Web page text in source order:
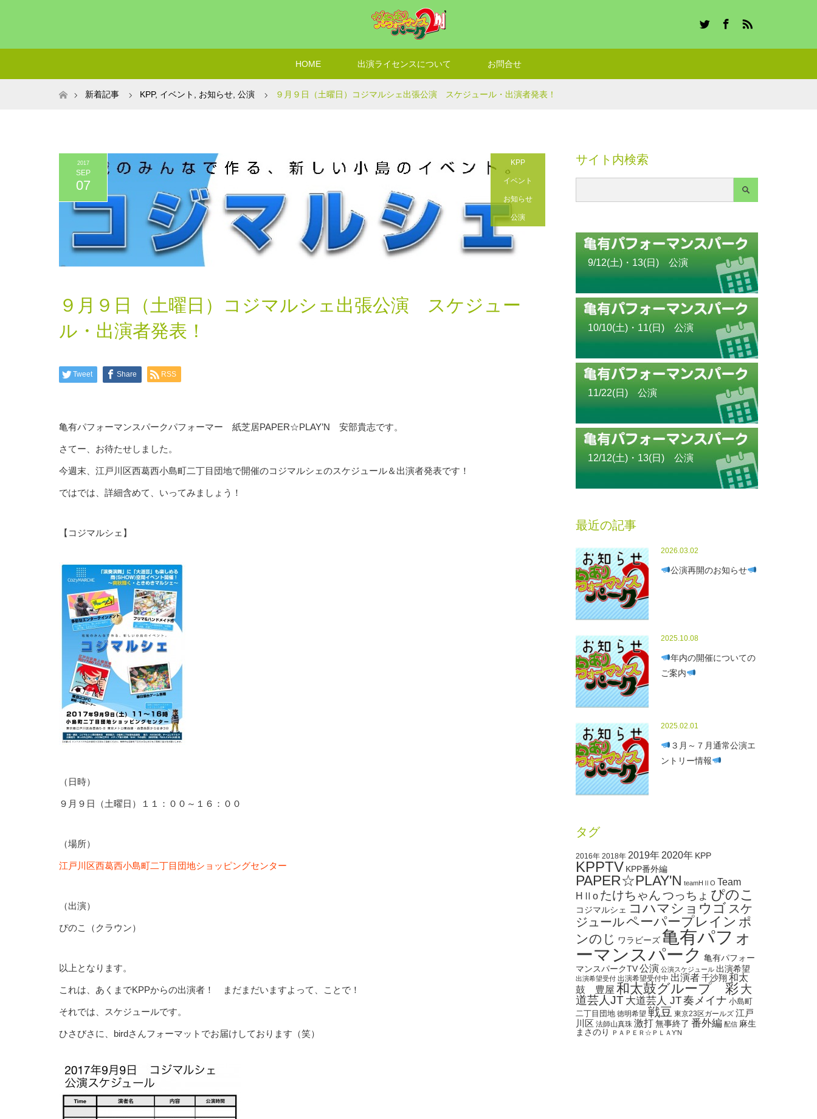
HOME 出演ライセンスについて お問合せ
ホーム新着記事 KPP, イベント お知らせ 公演 ９月９日（土曜日）コジマルシェ出張公演 スケジュール・出演者発表！
2017
SEP
07
KPP
イベント
お知らせ
公演
９月９日（土曜日）コジマルシェ出張公演 スケジュー
ル・出演者発表！
Tweet Share RSS
亀有パフォーマンスパークパフォーマー 紙芝居PAPER☆PLAY’N 安部貴志です。
さてー、お待たせしました。
今週末、江戸川区西葛西小島町二丁目団地で開催のコジマルシェのスケジュール＆出演者発表です！
ではでは、詳細含めて、いってみましょう！
【コジマルシェ】
（日時）
９月９日（土曜日）１１：００～１６：００
（場所）
江戸川区西葛西小島町二丁目団地ショッピングセンター
（出演）
ぴのこ（クラウン）
以上となります。
これは、あくまでKPPからの出演者！ まだまだいますよって、ことで！
それでは、スケジュールです。
ひさびさに、birdさんフォーマットでお届けしております（笑）
サイト内検索
9/12(土)・13(日) 公演
10/10(土)・11(日) 公演
11/22(日) 公演
12/12(土)・13(日) 公演
最近の記事
2026.03.02
公演再開のお知らせ
2025.10.08
年内の開催についての
ご案内
2025.02.01
３月～７月通常公演エ
ントリー情報
タグ
2016年 2018年 2019年 2020年 KPP
KPPTV KPP番外編
PAPER☆PLAY'N teamHⅡO Team
HⅡo たけちゃん つっちょ ぴのこ
コジマルシェ コハマショウゴ スケ
ジュールペーパープレイン ポ
ンのじ ワラビーズ 亀有パフォ
ーマンスパーク 亀有パフォー
マンスパークTV公演 公演スケジュール 出演希望
出演希望受付 出演希望受付中 出演者 千沙翔 和太
鼓 豊屋 和太鼓グループ 彩大
道芸人JT 大道芸人 JT奏メイナ 小島町
二丁目団地 徳明希望 戦豆 東京23区ガールズ 江戸
川区 法師山真珠 激打無事終了 番外編 配信 麻生
まさのり
ＰＡＰＥＲ☆ＰＬＡY’N